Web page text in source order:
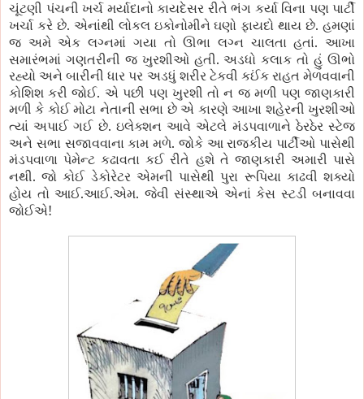
ચૂંટણી પંચની ખર્ચ મર્યાદાનો કાયદેસર રીતે ભંગ કર્યા વિના પણ પાર્ટી
ખર્ચા કરે છે. એનાંથી લોકલ ઇકોનોમીને ઘણો ફાયદો થાય છે.હમણાં
જ અમે એક લગ્નમાં ગયા તો ઊભા લગ્ન ચાલતા હતાં.આખા
સમારંભમાં ગણતરીની જ ખુરશીઓ હતી.અડધો કલાક તો હું ઊભો
રહ્યો અને બારીની ધાર પર અડધું શરીર ટેકવી કઈંક રાહત મેળવવાની
કોશિશ કરી જોઈ. એ પછી પણ ખુરશી તો ન જ મળી પણ જાણકારી
મળી કે કોઈ મોટા નેતાની સભા છે એ કારણે આખા શહેરની ખુરશીઓ
ત્યાં અપાઈ ગઈ છે. ઇલેક્શન આવે એટલે મંડપવાળાને ઠેરઠેર સ્ટેજ
અને સભા સજાવવાના કામ મળે. જોકે આ રાજકીય પાર્ટીઓ પાસેથી
મંડપવાળા પેમેન્ટ કઢાવતા કઈ રીતે હશે તે જાણકારી અમારી પાસે
નથી. જો કોઈ ડેકોરેટર એમની પાસેથી પુરા રૂપિયા કાઢવી શક્યો
હોય તો આઈ.આઈ.એમ. જેવી સંસ્થાએ એનાં કેસ સ્ટડી બનાવવા
જોઈએ!